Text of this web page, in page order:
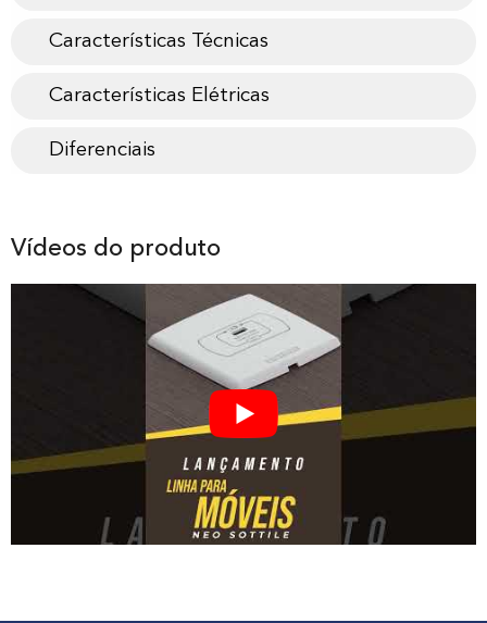
Características Técnicas
Características Elétricas
Diferenciais
Vídeos do produto